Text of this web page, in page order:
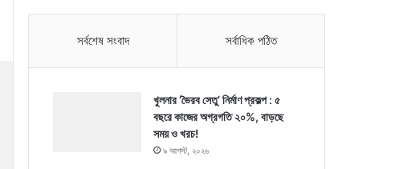
সর্বশেষ সংবাদ সর্বাধিক পঠিত
খুলনার ‘ভৈরব সেতু’ নির্মাণ প্রকল্প : ৫
বছরে কাজের অগ্রগতি ২০%, বাড়ছে
সময় ও খরচ!
৯ আগস্ট, ২০২৬